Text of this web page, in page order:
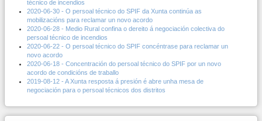
técnico de incendios
2020-06-30 - O persoal técnico do SPIF da Xunta continúa as
mobilizacións para reclamar un novo acordo
2020-06-28 - Medio Rural confina o dereito á negociación colectiva do
persoal técnico de incendios
2020-06-22 - O persoal técnico do SPIF concéntrase para reclamar un
novo acordo
2020-06-18 - Concentración do persoal técnico do SPIF por un novo
acordo de condicións de traballo
2019-08-12 - A Xunta resposta á presión é abre unha mesa de
negociación para o persoal técnicos dos distritos